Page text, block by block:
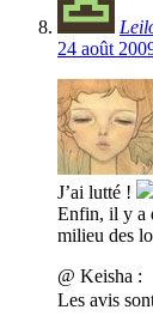
24 août
J’ai lutté !
Enfin, il y a
milieu des
@ Keisha :
Les avis